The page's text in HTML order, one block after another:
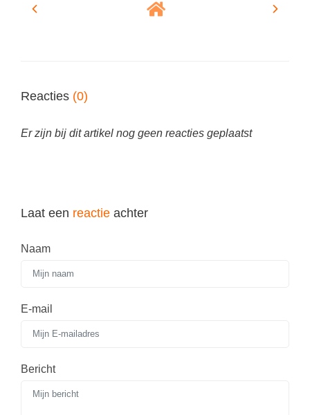
Schoolspullen
Sprookjes
Daltononderwijs
Schoolspullen
Studieschuld & Hypotheek
Onderwijs CV
Reacties (0)
Er zijn bij dit artikel nog geen reacties geplaatst
Laat een reactie achter
Naam
E-mail
Bericht